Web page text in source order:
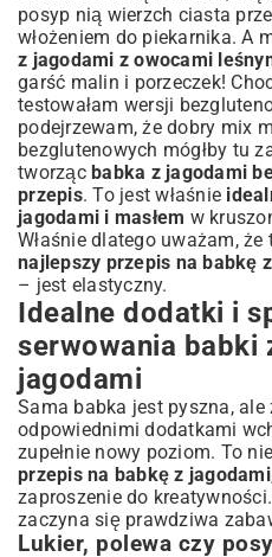
posyp nią wierzch ciasta
włożeniem do piekarnika. A
z jagodami z owocami
garść malin i porzeczek!
testowałam wersji
podejrzewam, że dobry mix
bezglutenowych mógłby tu
tworząc babka z jagodami
przepis. To jest właśnie
jagodami i masłem w
Właśnie dlatego uważam, że
najlepszy przepis na babkę
– jest elastyczny.
Idealne dodatki i
serwowania babki
jagodami
Sama babka jest pyszna, ale
odpowiednimi dodatkami
zupełnie nowy poziom. To
przepis na babkę z jagodami
zaproszenie do
zaczyna się prawdziwa
Lukier, polewa czy